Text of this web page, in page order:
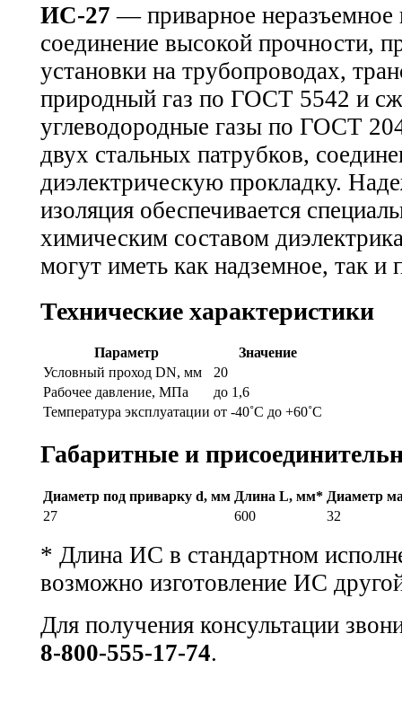
ИС-27 — приварное
соединение высокой прочности,
установки на трубопроводах,
природный газ по ГОСТ 5542 и
углеводородные газы по ГОСТ
двух стальных патрубков,
диэлектрическую прокладку.
изоляция обеспечивается
химическим составом
могут иметь как надземное, так и
Технические характеристики
Параметр
Значение
Условный проход DN, мм
20
Рабочее давление, МПа
до 1,6
Температура эксплуатации от -40˚С до +60˚С
Габаритные и
Диаметр под приварку d, мм Длина L, мм* Диаметр
27
600 32
* Длина ИС в стандартном
возможно изготовление ИС
Для получения консультации
8-800-555-17-74.